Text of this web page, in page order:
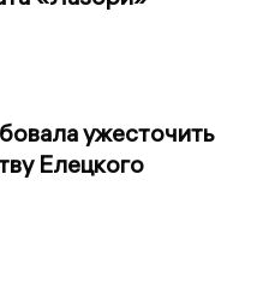
ужесточить
Елецкого